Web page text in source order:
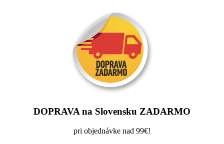
DOPRAVA na Slovensku ZADARMO
pri objednávke nad 99€!